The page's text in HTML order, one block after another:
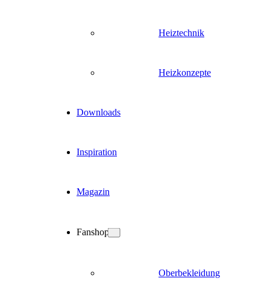
Heiztechnik
Heizkonzepte
Downloads
Inspiration
Magazin
Fanshop
Oberbekleidung